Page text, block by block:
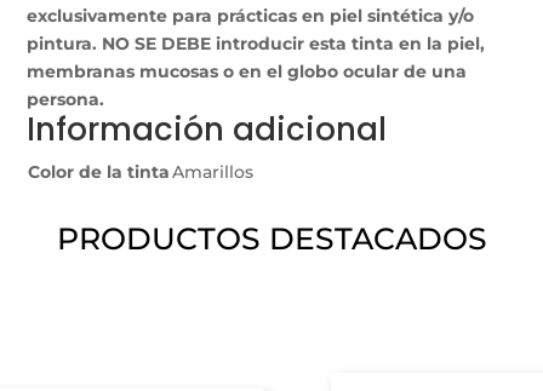
exclusivamente para prácticas en piel sintética y/o
pintura. NO SE DEBE introducir esta tinta en la piel,
membranas mucosas o en el globo ocular de una
persona.
Información adicional
Color de la tintaAmarillos
PRODUCTOS DESTACADOS